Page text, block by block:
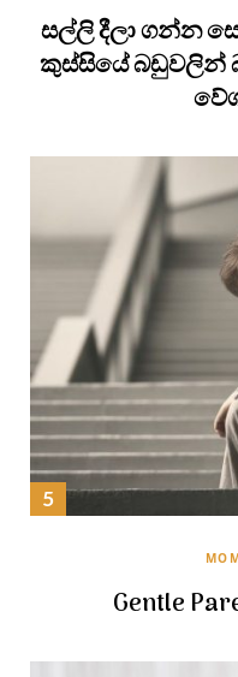
සල්ලි දීලා ගන්න
කුස්සියේ බඩුවලින්
Gentle